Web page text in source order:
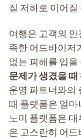
질 저하로 이어질
여행은 고객의
족한 어드바이저
없는 피해를 입을
문제가 생겼을
운영 파트너와의
때 플랫폼은 얼마
노미 플랫폼은
은 고스란히 어